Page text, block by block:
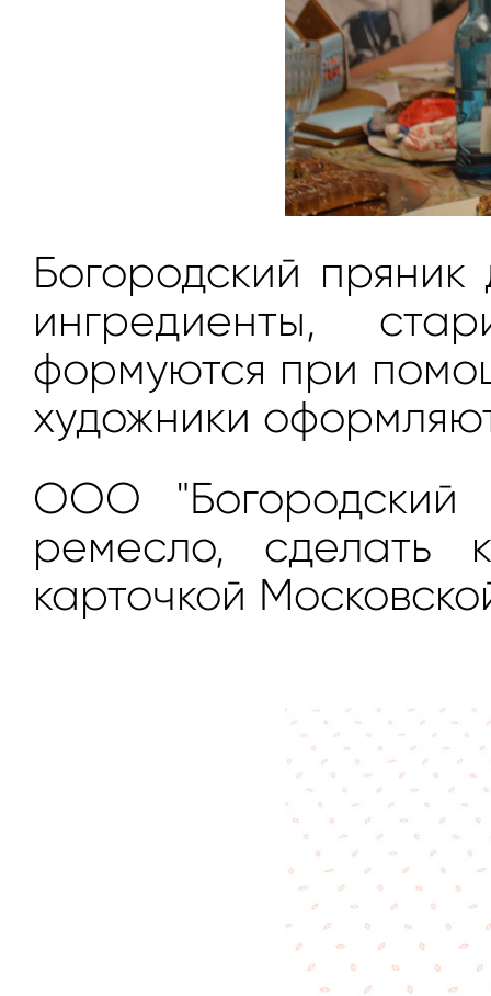
Богородский
ингредиенты,
формуются при
художники
ООО "Богородский
ремесло, сделать
карточкой